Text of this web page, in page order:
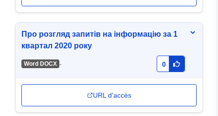
Про розгляд запитів на інформацію за 1
квартал 2020 року
Word DOCX - 0
URL d'accès